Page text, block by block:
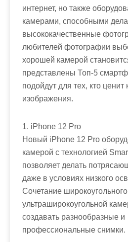
интернет, но также
камерами, способными
высококачественные
любителей фотографии
хорошей камерой
представлены Топ-5
подойдут для тех, кто ценит
изображения.
1. iPhone 12 Pro
Новый iPhone 12 Pro
камерой с технологией
позволяет делать
даже в условиях низкого
Сочетание
ультраширокоугольной
создавать разнообразные и
профессиональные снимки.